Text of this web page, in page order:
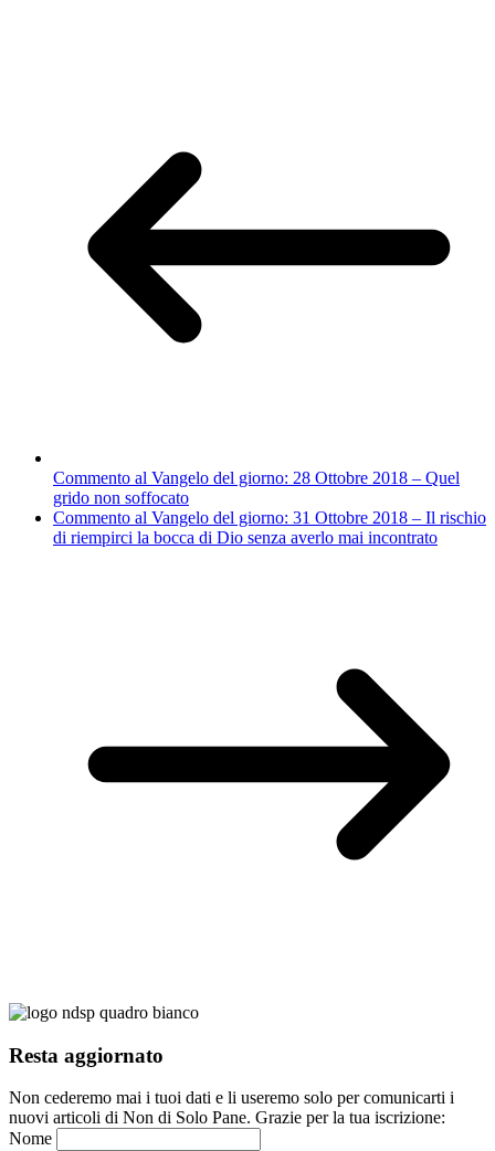
Commento al Vangelo del giorno: 28 Ottobre 2018 – Quel
grido non soffocato
Commento al Vangelo del giorno: 31 Ottobre 2018 – Il rischio
di riempirci la bocca di Dio senza averlo mai incontrato
Resta aggiornato
Non cederemo mai i tuoi dati e li useremo solo per comunicarti i
nuovi articoli di Non di Solo Pane. Grazie per la tua iscrizione:
Nome